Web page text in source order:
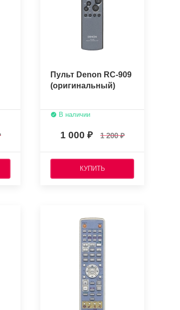
Пульт Denon RC-909
(оригинальный)
В наличии
1 000 1 200
КУПИТЬ